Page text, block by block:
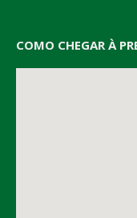
COMO CHEGAR À